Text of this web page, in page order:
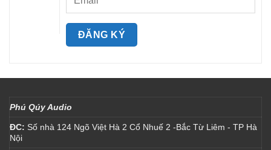
Phú Qúy Audio
ĐC: Số nhà 124 Ngõ Việt Hà 2 Cổ Nhuế 2 -Bắc Từ Liêm - TP Hà
Nội